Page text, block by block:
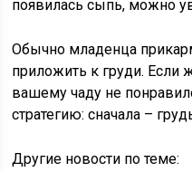
появилась сыпь, можно
Обычно младенца
приложить к груди. Если
вашему чаду не
стратегию: сначала –
Другие новости по теме: